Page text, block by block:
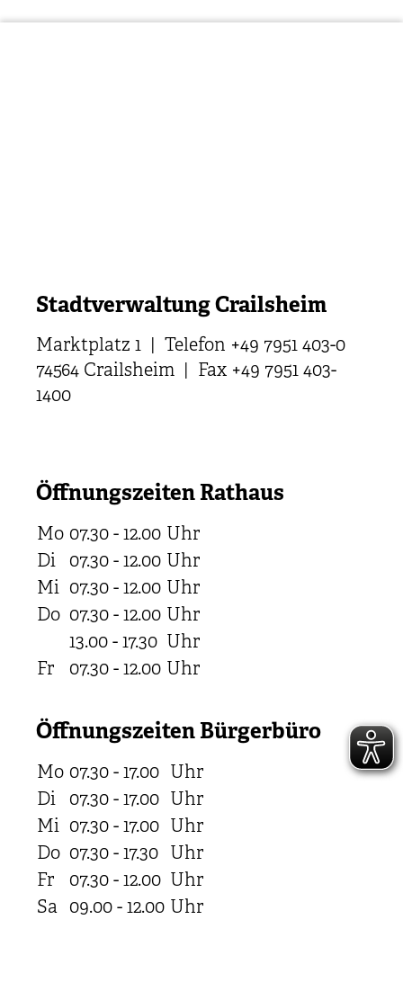
Stadtverwaltung Crailsheim
Marktplatz 1 | Telefon +49 7951 403-0
74564 Crailsheim | Fax +49 7951 403-
1400
Öffnungszeiten Rathaus
Mo 07.30 - 12.00 Uhr
Di
07.30 - 12.00 Uhr
Mi 07.30 - 12.00 Uhr
Do 07.30 - 12.00 Uhr
13.00 - 17.30 Uhr
Fr
07.30 - 12.00 Uhr
Öffnungszeiten Bürgerbüro
Mo 07.30 - 17.00 Uhr
Di
07.30 - 17.00 Uhr
Mi 07.30 - 17.00 Uhr
Do 07.30 - 17.30 Uhr
Fr
07.30 - 12.00 Uhr
Sa 09.00 - 12.00 Uhr